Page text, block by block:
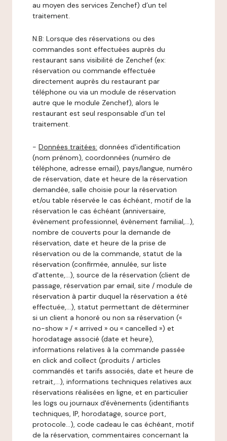
au moyen des services Zenchef) d’un tel
traitement.
N.B: Lorsque des réservations ou des
commandes sont effectuées auprès du
restaurant sans visibilité de Zenchef (ex:
réservation ou commande effectuée
directement auprès du restaurant par
téléphone ou via un module de réservation
autre que le module Zenchef), alors le
restaurant est seul responsable d’un tel
traitement.
- Données traitées: données d'identification
(nom prénom), coordonnées (numéro de
téléphone, adresse email), pays/langue, numéro
de réservation, date et heure de la réservation
demandée, salle choisie pour la réservation
et/ou table réservée le cas échéant, motif de la
réservation le cas échéant (anniversaire,
évènement professionnel, évènement familial,…),
nombre de couverts pour la demande de
réservation, date et heure de la prise de
réservation ou de la commande, statut de la
réservation (confirmée, annulée, sur liste
d'attente,…), source de la réservation (client de
passage, réservation par email, site / module de
réservation à partir duquel la réservation a été
effectuée,…), statut permettant de déterminer
si un client a honoré ou non sa réservation («
no-show » / « arrived » ou « cancelled ») et
horodatage associé (date et heure),
informations relatives à la commande passée
en click and collect (produits / articles
commandés et tarifs associés, date et heure de
retrait,…), informations techniques relatives aux
réservations réalisées en ligne, et en particulier
les logs ou journaux d'évènements (identifiants
techniques, IP, horodatage, source port,
protocole…), code cadeau le cas échéant, motif
de la réservation, commentaires concernant la